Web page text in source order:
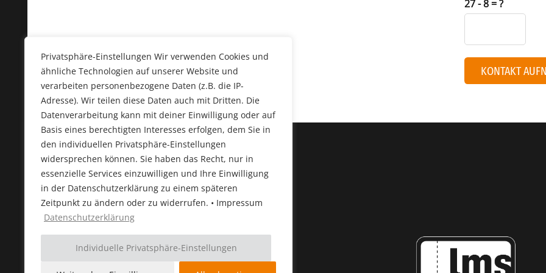
Privatsphäre-Einstellungen Wir verwenden Cookies und
ähnliche Technologien auf unserer Website und
verarbeiten personenbezogene Daten (z.B. die IP-
Adresse). Wir teilen diese Daten auch mit Dritten. Die
Datenverarbeitung kann mit deiner Einwilligung oder auf
Basis eines berechtigten Interesses erfolgen, dem Sie in
den individuellen Privatsphäre-Einstellungen
widersprechen können. Sie haben das Recht, nur in
essenzielle Services einzuwilligen und Ihre Einwilligung
in der Datenschutzerklärung zu einem späteren
Zeitpunkt zu ändern oder zu widerrufen. • Impressum
Datenschutzerklärung
Individuelle Privatsphäre-Einstellungen
27 - 8 = ?
KONTAKT
LMS Sport GmbH
Über uns
Service
Anfahrt